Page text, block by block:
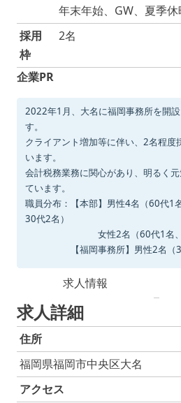
年末年始、GW、夏季休
採用
枠
2名
企業PR
2022年1月、大名に福岡事務所を開
す。
クライアント増加等に伴い、2名程度
います。
会計税務業務に関心があり、明るく
ています。
職員分布：【本部】男性4名（60代1
30代2名）
女性2名（60代1名、50
【福岡事務所】男性2名（30
求人情報
求人詳細
住所
福岡県福岡市中央区大名
アクセス